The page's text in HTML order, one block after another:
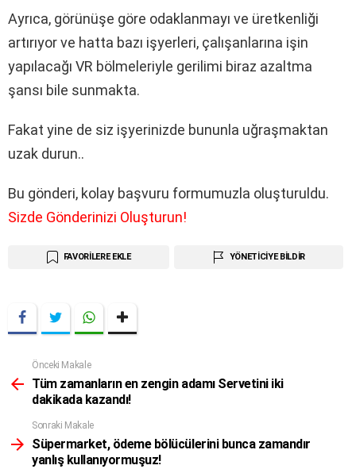
Ayrıca, görünüşe göre odaklanmayı ve üretkenliği
artırıyor ve hatta bazı işyerleri, çalışanlarına işin
yapılacağı VR bölmeleriyle gerilimi biraz azaltma
şansı bile sunmakta.
Fakat yine de siz işyerinizde bununla uğraşmaktan
uzak durun..
Bu gönderi, kolay başvuru formumuzla oluşturuldu.
Sizde Gönderinizi Oluşturun!
FAVORILERE EKLE YÖNETICIYE BILDIR
Daha
Fazla
Önceki Makale
Tüm zamanların en zengin adamı Servetini iki
dakikada kazandı!
Sonraki Makale
Süpermarket, ödeme bölücülerini bunca zamandır
yanlış kullanıyormuşuz!